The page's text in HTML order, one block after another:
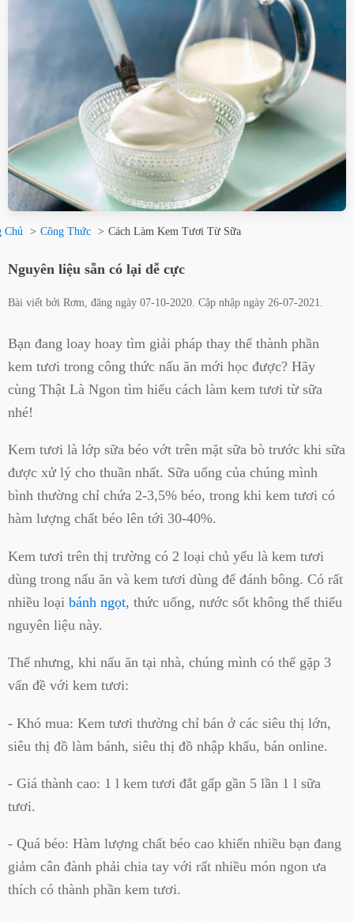
Chủ Công Thức Cách Làm Kem Tươi Từ Sữa
Nguyên liệu sẵn có lại dễ cực
Bài viết bởi Rơm , đăng ngày 07-10-2020 . Cập nhập ngày 26-07-2021
Bạn đang loay hoay tìm giải pháp thay thế thành phần
kem tươi trong công thức nấu ăn mới học được? Hãy
cùng Thật Là Ngon tìm hiểu cách làm kem tươi từ sữa
nhé!
Kem tươi là lớp sữa béo vớt trên mặt sữa bò trước khi sữa
được xử lý cho thuần nhất. Sữa uống của chúng mình
bình thường chỉ chứa 2-3,5% béo, trong khi kem tươi có
hàm lượng chất béo lên tới 30-40%.
Kem tươi trên thị trường có 2 loại chủ yếu là kem tươi
dùng trong nấu ăn và kem tươi dùng để đánh bông. Có rất
nhiều loại bánh ngọt, thức uống, nước sốt không thể thiếu
nguyên liệu này.
Thế nhưng, khi nấu ăn tại nhà, chúng mình có thể gặp 3
vấn đề với kem tươi:
- Khó mua: Kem tươi thường chỉ bán ở các siêu thị lớn,
siêu thị đồ làm bánh, siêu thị đồ nhập khẩu, bán online.
- Giá thành cao: 1 l kem tươi đắt gấp gần 5 lần 1 l sữa
tươi.
- Quá béo: Hàm lượng chất béo cao khiến nhiều bạn đang
giảm cân đành phải chia tay với rất nhiều món ngon ưa
thích có thành phần kem tươi.